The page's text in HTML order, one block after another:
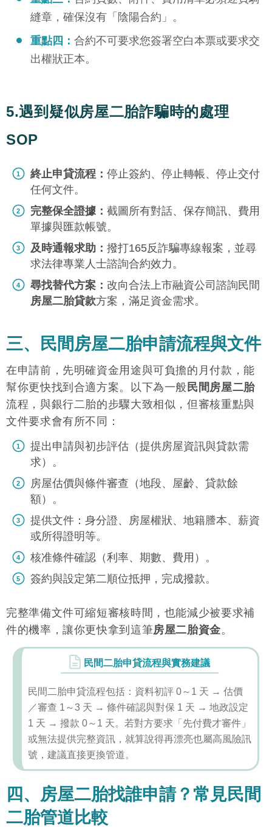
縫章，確保沒有「陰陽合約」。
重點四： 合約不可要求您簽署空白本票或要求交
出權狀正本。
5.遇到疑似房屋二胎詐騙時的處理
SOP
終止申貸流程： 停止簽約、停止轉帳、停止交付
任何文件。
完整保全證據： 截圖所有對話、保存簡訊、費用
單據與匯款帳號。
及時通報求助： 撥打165反詐騙專線報案，並尋
求法律專業人士諮詢合約效力。
尋找替代方案： 改向合法上市融資公司諮詢民間
房屋二胎貸款方案，滿足資金需求。
三、民間房屋二胎申請流程與文件
在申請前，先明確資金用途與可負擔的月付款，能
幫你更快找到合適方案。以下為一般 民間房屋二胎
流程，與銀行二胎的步驟大致相似，但審核重點與
文件要求會有所不同：
提出申請與初步評估（提供房屋資訊與貸款需
求）。
房屋估價與條件審查（地段、屋齡、貸款餘
額）。
提供文件：身分證、房屋權狀、地籍謄本、薪資
或所得證明等。
核准條件確認（利率、期數、費用）。
簽約與設定第二順位抵押，完成撥款。
完整準備文件可縮短審核時間，也能減少被要求補
件的機率，讓你更快拿到這筆房屋二胎資金。
民間二胎申貸流程與實務建議
民間二胎申貸流程包括：資料初評 0～1 天 → 估價
／審查 1～3 天 → 條件確認與對保 1 天 → 地政設定
1 天 → 撥款 0～1 天。若對方要求「先付費才審件」
或無法提供完整資訊，就算說得再漂亮也屬高風險訊
號，建議直接更換管道。
四、房屋二胎找誰申請？常見民間
二胎管道比較